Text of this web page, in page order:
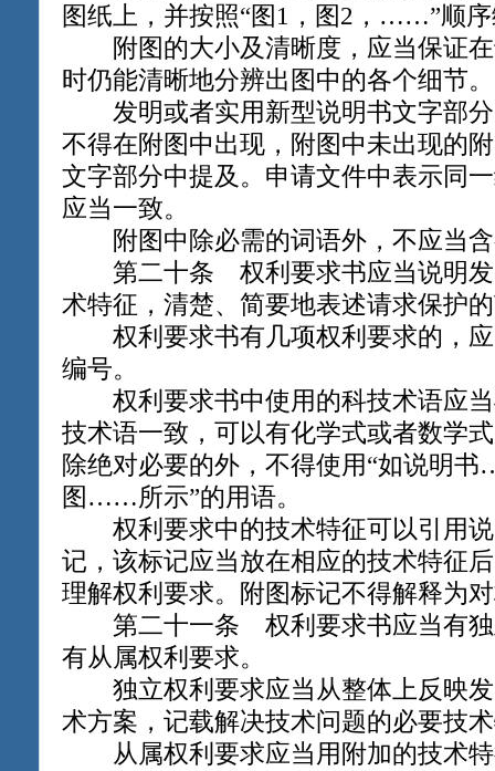
图纸上，并按照“图1，图2，……”顺
附图的大小及清晰度，应当保证在
时仍能清晰地分辨出图中的各个细节。
发明或者实用新型说明书文字部分
不得在附图中出现，附图中未出现的
文字部分中提及。申请文件中表示同
应当一致。
附图中除必需的词语外，不应当含
第二十条 权利要求书应当说明发
术特征，清楚、简要地表述请求保护
权利要求书有几项权利要求的，应
编号。
权利要求书中使用的科技术语应当
技术语一致，可以有化学式或者数学
除绝对必要的外，不得使用“如说明
图……所示”的用语。
权利要求中的技术特征可以引用说
记，该标记应当放在相应的技术特征
理解权利要求。附图标记不得解释为
第二十一条 权利要求书应当有独
有从属权利要求。
独立权利要求应当从整体上反映发
术方案，记载解决技术问题的必要技
从属权利要求应当用附加的技术特